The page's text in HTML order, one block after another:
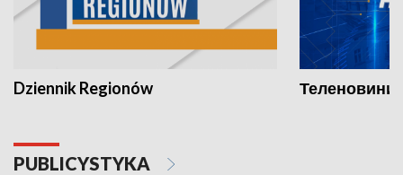
Dziennik Regionów Теленовини
PUBLICYSTYKA